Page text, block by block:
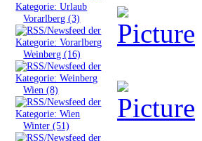
»Vorarlberg (3)
»Weinberg (16)
»Wien (8)
»Winter (51)